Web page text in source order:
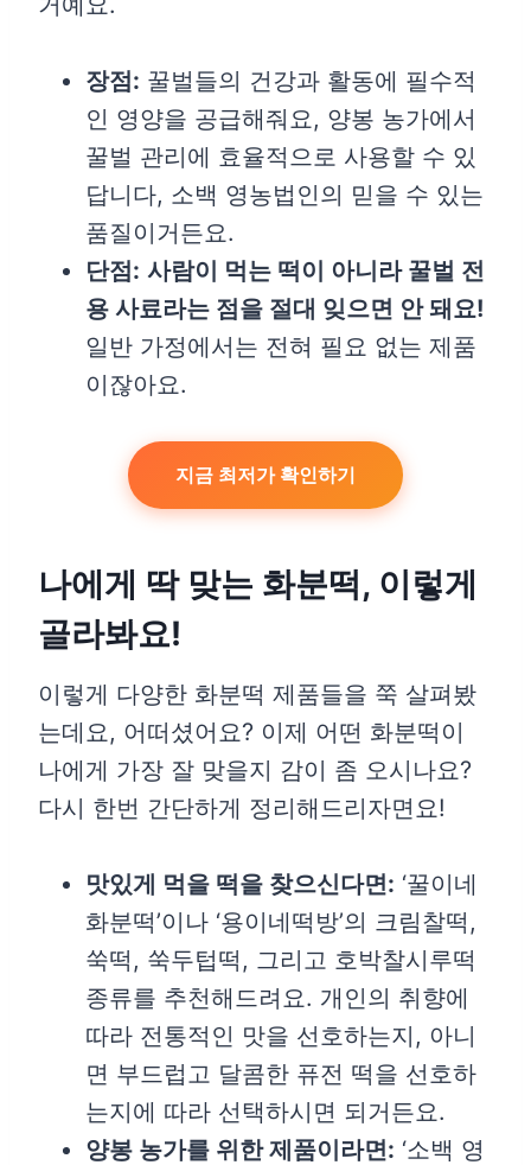
장점: 꿀벌들의 건강과 활동에 필수적
인 영양을 공급해줘요, 양봉 농가에서
꿀벌 관리에 효율적으로 사용할 수 있
답니다, 소백 영농법인의 믿을 수 있는
품질이거든요.
단점: 사람이 먹는 떡이 아니라 꿀벌 전
용 사료라는 점을 절대 잊으면 안 돼요!
일반 가정에서는 전혀 필요 없는 제품
이잖아요.
지금 최저가 확인하기
나에게 딱 맞는 화분떡, 이렇게
골라봐요!
이렇게 다양한 화분떡 제품들을 쭉 살펴봤
는데요, 어떠셨어요? 이제 어떤 화분떡이
나에게 가장 잘 맞을지 감이 좀 오시나요?
다시 한번 간단하게 정리해드리자면요!
맛있게 먹을 떡을 찾으신다면: ‘꿀이네
화분떡’이나 ‘용이네떡방’의 크림찰떡,
쑥떡, 쑥두텁떡, 그리고 호박찰시루떡
종류를 추천해드려요. 개인의 취향에
따라 전통적인 맛을 선호하는지, 아니
면 부드럽고 달콤한 퓨전 떡을 선호하
는지에 따라 선택하시면 되거든요.
양봉 농가를 위한 제품이라면: ‘소백 영